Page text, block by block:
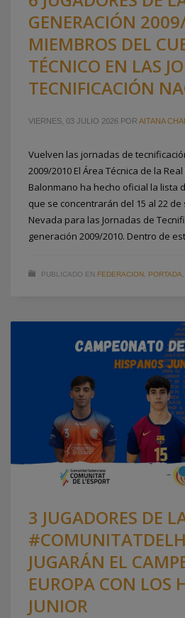
GENERACIÓN
MIEMBROS DEL
TÉCNICO EN LAS
TECNIFICACIÓN
VIERNES, 03 JULIO 2026 POR AITANA
Vuelven las jornadas de
2009/2010 El Área Técnica de la
Balonmano ha hecho oficial la lista
que se concentrarán del 15 al 22
Nevada para las Jornadas de
generación 2009/2010. Dentro de
PUBLICADO EN FEDERACION PORTADA
3 JUGADORES DE
JUGARÁN EL
EUROPA CON LOS
JUNIOR